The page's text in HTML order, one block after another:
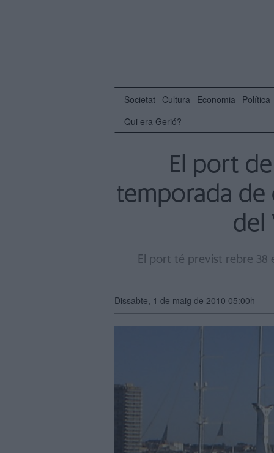
Societat Cultura Economia Política
Qui era Gerió?
El port
temporada de
del
El port té previst rebre 38
Dissabte, 1 de maig de 2010 05:00h